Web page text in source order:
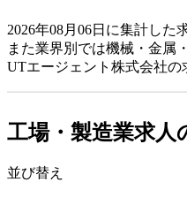
2026年08月06日に集計した
また業界別では機械・金属
UTエージェント株式会社の
工場・製造業求人
並び替え